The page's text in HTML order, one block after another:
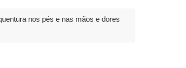
nos pés e nas mãos e dores